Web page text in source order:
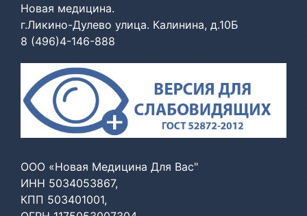
Новая медицина.
г.Ликино-Дулево улица. Калинина, д.10Б
8 (496)4-146-888
ООО «Новая Медицина Для Вас"
ИНН 5034053867,
КПП 503401001,